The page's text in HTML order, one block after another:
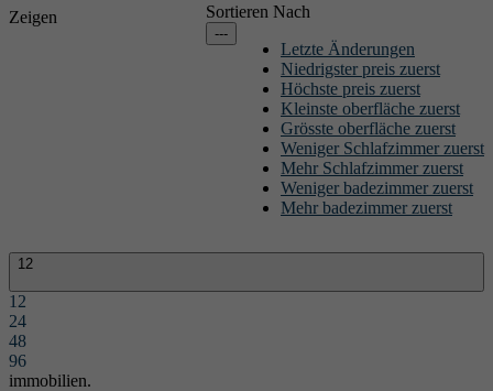
Sortieren Nach
---
Letzte Änderungen
Niedrigster preis zuerst
Höchste preis zuerst
Kleinste oberfläche zuerst
Grösste oberfläche zuerst
Weniger Schlafzimmer zuerst
Mehr Schlafzimmer zuerst
Weniger badezimmer zuerst
Mehr badezimmer zuerst
Zeigen
12
12
24
48
96
immobilien.